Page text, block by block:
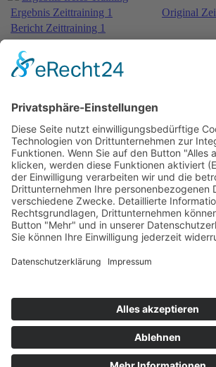
Ergebnis Zeittraining 1
Original
Bericht Zeittraining 1
Ergebnis Zeittraining 2
Bericht Zeittraining 2
Gesamtergebnis Zeittraining 1+2
Ergebnis Rennen 1
Bericht Rennen 1
Nennungsliste Rennen 2
Startaufstellung Rennen 2
Ergebnis Rennen 2
Original
Rundentabelle Rennen 2
Bericht Rennen 2
Impressum
Jahrbuch